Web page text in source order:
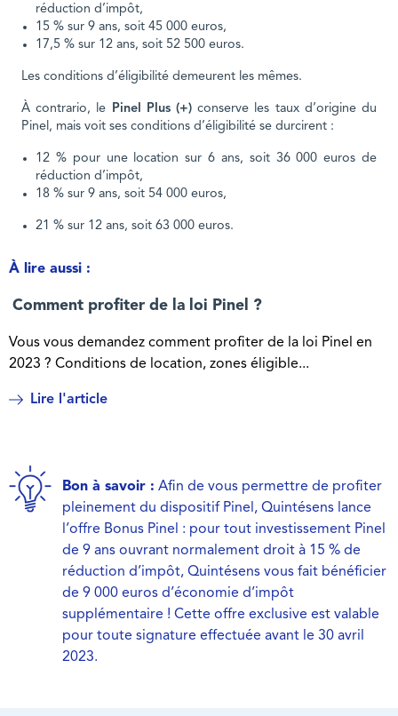
réduction d’impôt,
15 % sur 9 ans, soit 45 000 euros,
17,5 % sur 12 ans, soit 52 500 euros.
Les conditions d’éligibilité demeurent les mêmes.
À contrario, le Pinel Plus (+) conserve les taux d’origine du
Pinel, mais voit ses conditions d’éligibilité se durcirent :
12 % pour une location sur 6 ans, soit 36 000 euros de
réduction d’impôt,
18 % sur 9 ans, soit 54 000 euros,
21 % sur 12 ans, soit 63 000 euros.
À lire aussi :
Comment profiter de la loi Pinel ?
Vous vous demandez comment profiter de la loi Pinel en
2023 ? Conditions de location, zones éligible...
Lire l'article
Bon à savoir : Afin de vous permettre de profiter
pleinement du dispositif Pinel, Quintésens lance
l’offre Bonus Pinel : pour tout investissement Pinel
de 9 ans ouvrant normalement droit à 15 % de
réduction d’impôt, Quintésens vous fait bénéficier
de 9 000 euros d’économie d’impôt
supplémentaire ! Cette offre exclusive est valable
pour toute signature effectuée avant le 30 avril
2023.